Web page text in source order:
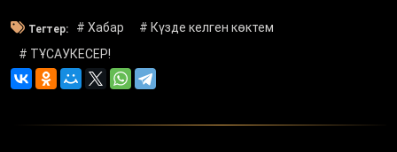
Тегтер: # Хабар
# Күзде келген көктем
# ТҰСАУКЕСЕР!